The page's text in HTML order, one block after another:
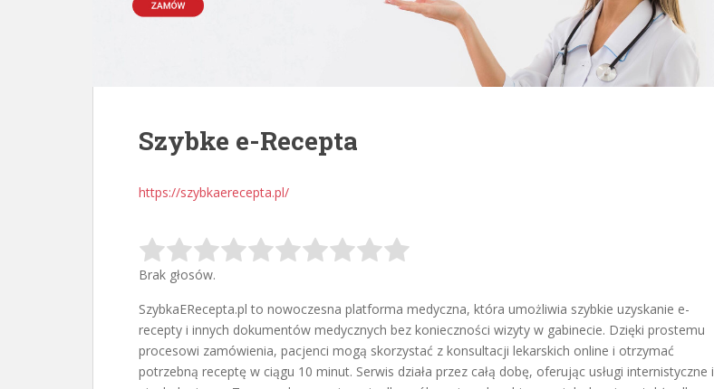
Szybke e-Recepta
https://szybkaerecepta.pl/
Brak głosów.
SzybkaERecepta.pl to nowoczesna platforma medyczna, która umożliwia szybkie uzyskanie e-
recepty i innych dokumentów medycznych bez konieczności wizyty w gabinecie. Dzięki prostemu
procesowi zamówienia, pacjenci mogą skorzystać z konsultacji lekarskich online i otrzymać
potrzebną receptę w ciągu 10 minut. Serwis działa przez całą dobę, oferując usługi internistyczne i